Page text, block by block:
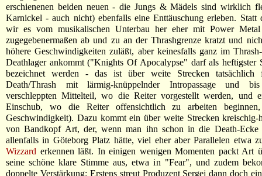
erschienenen beiden neuen - die Jungs & Mädels sind wirklich
Karnickel - auch nicht) ebenfalls eine Enttäuschung erleben. Statt
wir es vom musikalischen Unterbau her eher mit Power
zugegebenermaßen ab und zu an der Thrashgrenze kratzt und
höhere Geschwindigkeiten zuläßt, aber keinesfalls ganz im
Deathlager ankommt ("Knights Of Apocalypse" darf als heftigster
bezeichnet werden - das ist über weite Strecken tatsächlich
Death/Thrash mit lärmig-knüppelnder Intropassage und
verschleppten Mittelteil, wo die Reiter vorgestellt werden, und
Einschub, wo die Reiter offensichtlich zu arbeiten
Geschwindigkeit). Dazu kommt ein über weite Strecken kreischig-
von Bandkopf Art, der, wenn man ihn schon in die Death-Ecke
allenfalls in Göteborg Platz hätte, viel eher aber Parallelen etwa
Wizzard erkennen läßt. In einigen wenigen Momenten packt Art
seine schöne klare Stimme aus, etwa in "Fear", und zudem
doppelte Verstärkung: Erstens streut Produzent Sergej dann doch